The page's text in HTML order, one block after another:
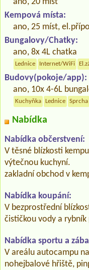
Kempová místa:
ano, 25 míst,
Bungalovy/Chatky:
ano, 8x 4L chatka
Lednice Internet/WiFi
Budovy(pokoje/app):
ano, 10x 4-6L
Kuchyňka Lednice Sprcha
Nabídka
Nabídka občerstvení:
V těsné blízkosti
výtečnou kuchyní.
zakladní obchod v
Nabídka koupání:
V bezprostřední
čističkou vody a
Nabídka sportu a
V areálu autocampu
nohejbalové hřiště,